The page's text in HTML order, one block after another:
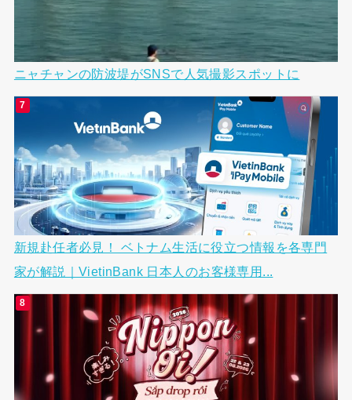
ニャチャンの防波堤がSNSで人気撮影スポットに
新規赴任者必見！ ベトナム生活に役立つ情報を各専門
家が解説｜VietinBank 日本人のお客様専用...